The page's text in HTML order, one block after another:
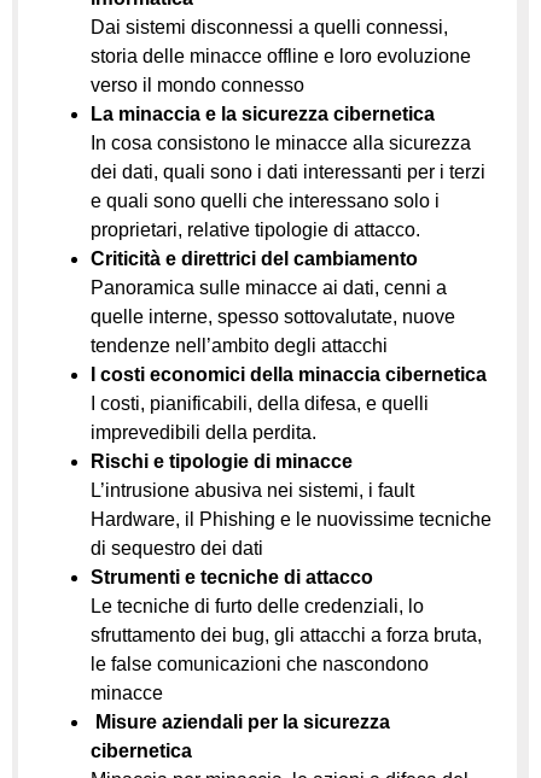
Dai sistemi disconnessi a quelli connessi,
storia delle minacce offline e loro evoluzione
verso il mondo connesso
La minaccia e la sicurezza cibernetica
In cosa consistono le minacce alla sicurezza
dei dati, quali sono i dati interessanti per i terzi
e quali sono quelli che interessano solo i
proprietari, relative tipologie di attacco.
Criticità e direttrici del cambiamento
Panoramica sulle minacce ai dati, cenni a
quelle interne, spesso sottovalutate, nuove
tendenze nell’ambito degli attacchi
I costi economici della minaccia cibernetica
I costi, pianificabili, della difesa, e quelli
imprevedibili della perdita.
Rischi e tipologie di minacce
L’intrusione abusiva nei sistemi, i fault
Hardware, il Phishing e le nuovissime tecniche
di sequestro dei dati
Strumenti e tecniche di attacco
Le tecniche di furto delle credenziali, lo
sfruttamento dei bug, gli attacchi a forza bruta,
le false comunicazioni che nascondono
minacce
Misure aziendali per la sicurezza
cibernetica